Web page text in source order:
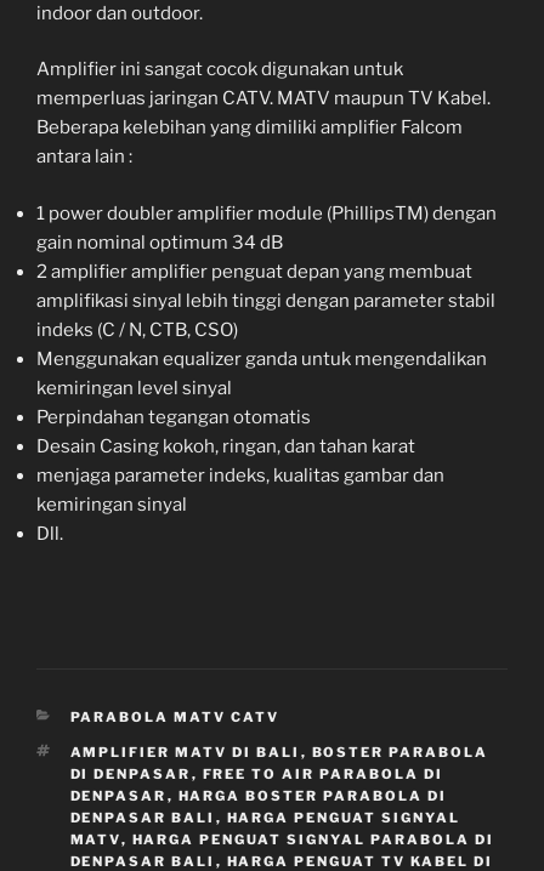
indoor dan outdoor.
Amplifier ini sangat cocok digunakan untuk
memperluas jaringan CATV. MATV maupun TV Kabel.
Beberapa kelebihan yang dimiliki amplifier Falcom
antara lain :
1 power doubler amplifier module (PhillipsTM) dengan
gain nominal optimum 34 dB
2 amplifier amplifier penguat depan yang membuat
amplifikasi sinyal lebih tinggi dengan parameter stabil
indeks (C / N, CTB, CSO)
Menggunakan equalizer ganda untuk mengendalikan
kemiringan level sinyal
Perpindahan tegangan otomatis
Desain Casing kokoh, ringan, dan tahan karat
menjaga parameter indeks, kualitas gambar dan
kemiringan sinyal
Dll.
CATEGORIES
PARABOLA MATV CATV
TAGS
AMPLIFIER MATV DI BALI , BOSTER PARABOLA
DI DENPASAR , FREE TO AIR PARABOLA DI
DENPASAR , HARGA BOSTER PARABOLA DI
DENPASAR BALI , HARGA PENGUAT SIGNYAL
MATV, HARGA PENGUAT SIGNYAL PARABOLA DI
DENPASAR BALI , HARGA PENGUAT TV KABEL DI